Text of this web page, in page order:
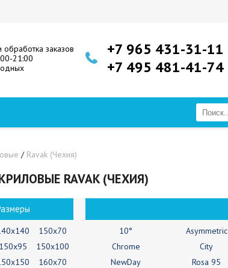
заказов
21:00
+7 965 431-31-11
+7 495 481-41-74
/ Ravak (Чехия)
RAVAK (ЧЕХИЯ)
150х70
150х95
150х100
160х70
10° Asymmetric
Chrome
City
NewDay
Rosa 95